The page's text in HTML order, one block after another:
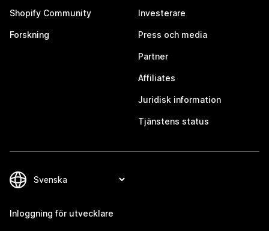
Shopify Community
Forskning
Investerare
Press och media
Partner
Affiliates
Juridisk information
Tjänstens status
Inloggning för utvecklare